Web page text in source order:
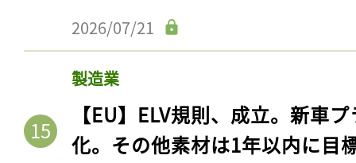
2026/07/21
製造業
【EU】ELV規則、成立。新車
化。その他素材は1年以内に目